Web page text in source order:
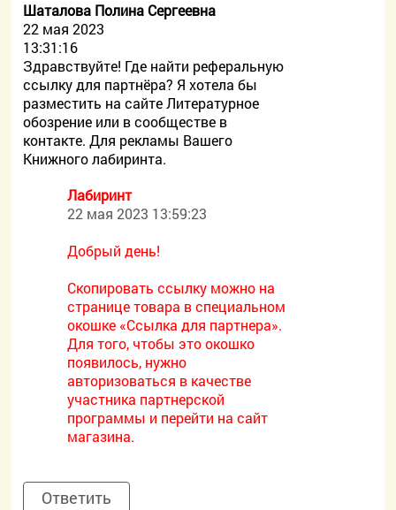
Шаталова Полина Сергеевна
22 мая 2023
13:31:16
Здравствуйте! Где найти реферальную
ссылку для партнёра? Я хотела бы
разместить на сайте Литературное
обозрение или в сообществе в
контакте. Для рекламы Вашего
Книжного лабиринта.
Лабиринт
22 мая 2023 13:59:23
Добрый день!
Скопировать ссылку можно на
странице товара в специальном
окошке «Ссылка для партнера».
Для того, чтобы это окошко
появилось, нужно
авторизоваться в качестве
участника партнерской
программы и перейти на сайт
магазина.
Ответить